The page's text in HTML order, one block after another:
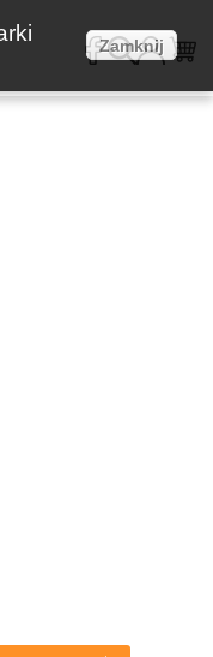
Zamknij